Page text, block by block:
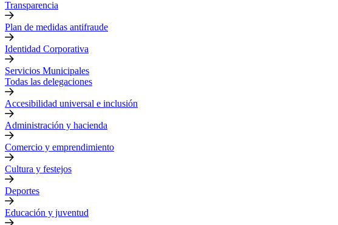
Transparencia
Plan de medidas antifraude
Identidad Corporativa
Servicios Municipales
Todas las delegaciones
Accesibilidad universal e inclusión
Administración y hacienda
Comercio y emprendimiento
Cultura y festejos
Deportes
Educación y juventud